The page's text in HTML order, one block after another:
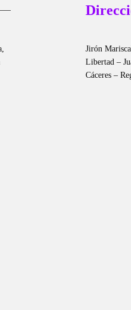
Jirón
Libertad –
Cáceres –